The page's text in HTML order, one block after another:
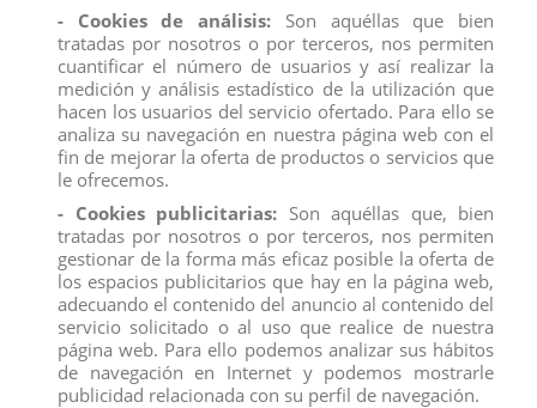
Descripción
Detalles del producto
Reviews (0)
Figura Pvc Spectra Vondergeist de 10 cms, para distribución y compra al
por mayor.
Compra la figura de Spectra Vondergeist y sus amigos y recíbelas entre
24/48 horas en tu comercio.
Todas las figuras de pvc del catálogo tienen los certificados de calidad
exigidos por la U.E.
Las figuras pvc de Spectra Vondergeist y familia son aptas para la venta y
utilización en pastelerías y confiterías, disponiendo de certificado para su
uso en alimentación.
Todas las figuras de comansi son habitualmente utilizadas para
- Cookies de análisis: Son aquéllas que bien
tratadas por nosotros o por terceros, nos permiten
cuantificar el número de usuarios y así realizar la
medición y análisis estadístico de la utilización que
hacen los usuarios del servicio ofertado. Para ello se
analiza su navegación en nuestra página web con el
fin de mejorar la oferta de productos o servicios que
le ofrecemos.
- Cookies publicitarias: Son aquéllas que, bien
tratadas por nosotros o por terceros, nos permiten
gestionar de la forma más eficaz posible la oferta de
los espacios publicitarios que hay en la página web,
adecuando el contenido del anuncio al contenido del
servicio solicitado o al uso que realice de nuestra
página web. Para ello podemos analizar sus hábitos
de navegación en Internet y podemos mostrarle
publicidad relacionada con su perfil de navegación.